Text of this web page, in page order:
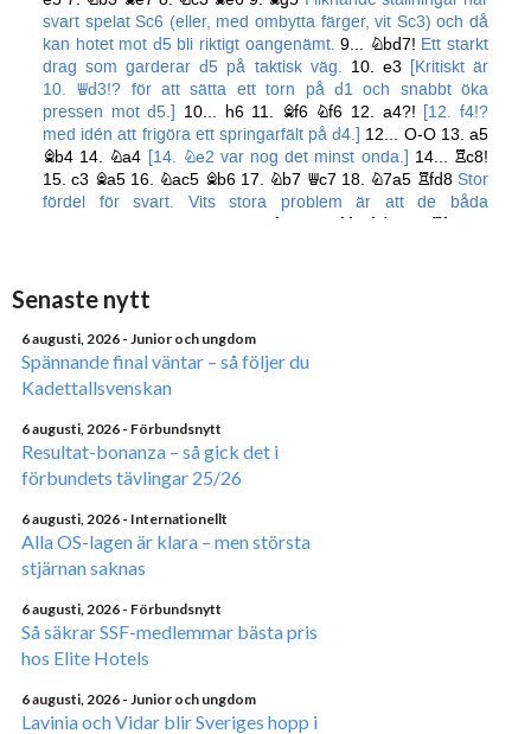
Senaste nytt
6 augusti, 2026 - Junior och ungdom
Spännande final väntar – så följer du
Kadettallsvenskan
6 augusti, 2026 - Förbundsnytt
Resultat-bonanza – så gick det i
förbundets tävlingar 25/26
6 augusti, 2026 - Internationellt
Alla OS-lagen är klara – men största
stjärnan saknas
6 augusti, 2026 - Förbundsnytt
Så säkrar SSF-medlemmar bästa pris
hos Elite Hotels
6 augusti, 2026 - Junior och ungdom
Lavinia och Vidar blir Sveriges hopp i